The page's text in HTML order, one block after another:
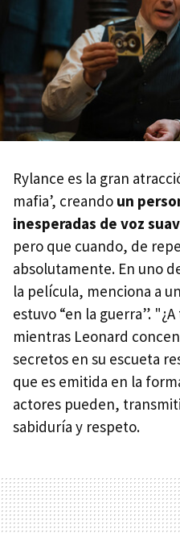
Rylance es la gran
mafia’, creando un
inesperadas de voz
pero que cuando, de
absolutamente. En uno
la película, menciona a
estuvo “en la guerra”.
mientras Leonard
secretos en su escueta
que es emitida en la
actores pueden,
sabiduría y respeto.